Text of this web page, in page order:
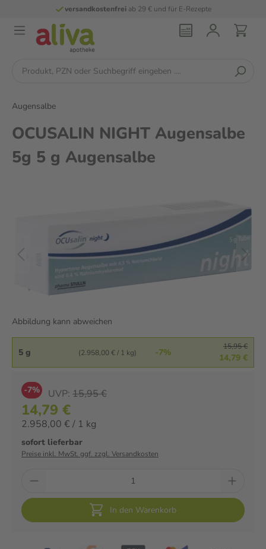
versandkostenfreiab 29 € und für E-Rezepte
Augensalbe
OCUSALIN NIGHT Augensalbe
5g 5 g Augensalbe
Abbildung kann abweichen
5 g (2.958,00 € / 1 kg) -7%
15,95 €
14,79 €
-7% UVP: 15,95 €
14,79 €
2.958,00 € / 1 kg
sofort lieferbar
Preise inkl. MwSt. ggf. zzgl. Versandkosten
In den Warenkorb